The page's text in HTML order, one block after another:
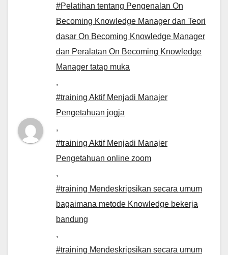
#Pelatihan tentang Pengenalan On
Becoming Knowledge Manager dan Teori
dasar On Becoming Knowledge Manager
dan Peralatan On Becoming Knowledge
Manager tatap muka
,
#training Aktif Menjadi Manajer
Pengetahuan jogja
,
#training Aktif Menjadi Manajer
Pengetahuan online zoom
,
#training Mendeskripsikan secara umum
bagaimana metode Knowledge bekerja
bandung
,
#training Mendeskripsikan secara umum